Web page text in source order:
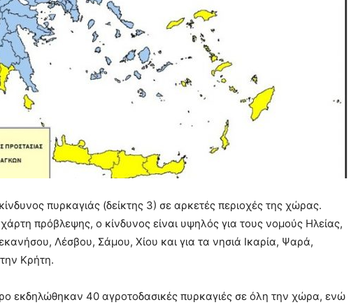
πυρκαγιάς (δείκτης 3) σε αρκετές περιοχές της χώρας.
πρόβλεψης, ο κίνδυνος είναι υψηλός για τους νομούς Ηλείας,
Λέσβου, Σάμου, Χίου και για τα νησιά Ικαρία, Ψαρά,
Κρήτη.
εκδηλώθηκαν 40 αγροτοδασικές πυρκαγιές σε όλη την χώρα, ενώ